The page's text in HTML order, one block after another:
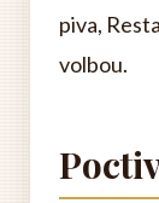
piva,
volbou.